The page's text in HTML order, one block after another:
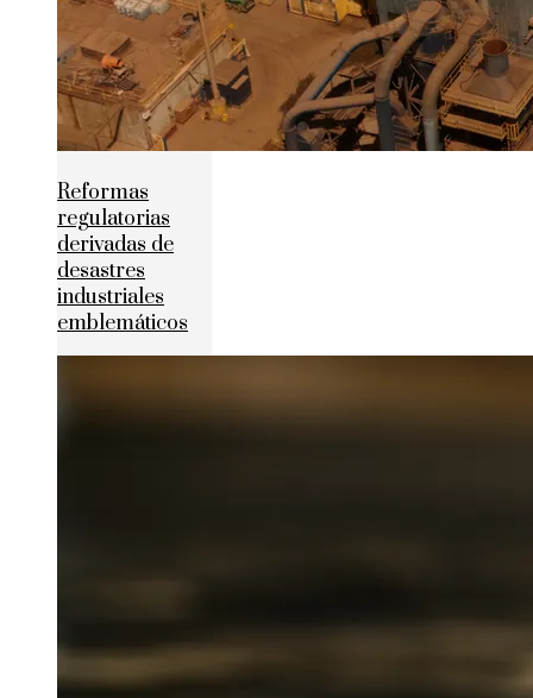
Reformas
regulatorias
derivadas de
desastres
industriales
emblemáticos